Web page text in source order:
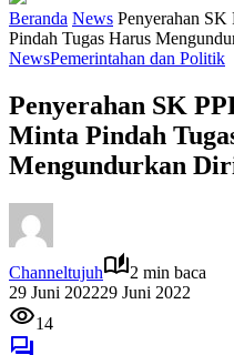
Beranda News Penyerahan
Pindah Tugas Harus
NewsPemerintahan dan Politik
Penyerahan SK
Minta Pindah
Mengundurkan
Channeltujuh
2 min baca
29 Juni 202229 Juni 2022
14